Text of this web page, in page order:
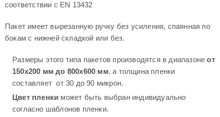
соответствии с EN 13432
Пакет имеет вырезанную ручку без усиления, спаянная по
бокам с нижней складкой или без.
Размеры этого типа пакетов производятся в диапазонеот
150х200 мм до 800х600 мм, а толщина пленки
составляет от 30 до 90 микрон.
Цвет пленки может быть выбран индивидуально
согласно шаблонов пленки.